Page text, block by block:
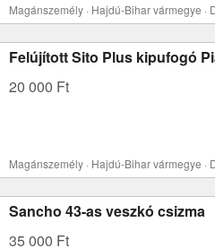
Magánszemély · Hajdú-Bihar vármegye ·
Felújított Sito Plus kipufogó
20 000 Ft
Magánszemély · Hajdú-Bihar vármegye ·
Sancho 43-as veszkó csizma
35 000 Ft